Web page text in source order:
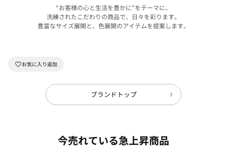
“お客様の心と生活を豊かに”をテーマに、
洗練されたこだわりの商品で、日々を彩ります。
豊富なサイズ展開と、色展開のアイテムを提案します。
ブランドトップ
今売れている急上昇商品